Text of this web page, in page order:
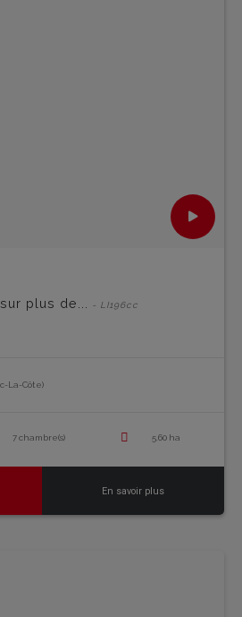
plus de... - LI196cc
La-Côte)
7 chambre(s) 5.60 ha
En savoir plus